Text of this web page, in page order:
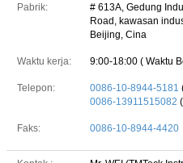
Pabrik:
# 613A, Gedung
Road, kawasan
Beijing, Cina
Waktu kerja: 9:00-18:00 ( Waktu
Telepon: 0086-10-8944-5181
0086-13911515082
Faks: 0086-10-8944-4420